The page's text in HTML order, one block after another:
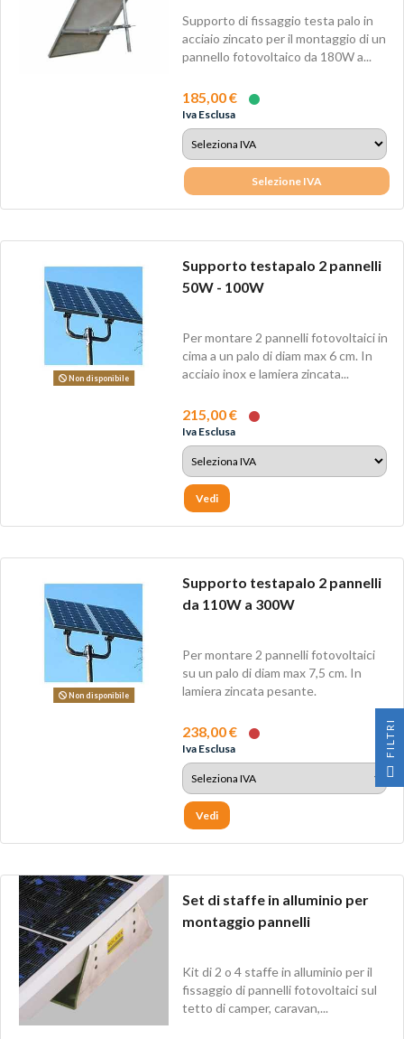
Supporto di fissaggio testa palo in
acciaio zincato per il montaggio di un
pannello fotovoltaico da 180W a...
185,00 €
Iva Esclusa
Selezione IVA
Non disponibile
Supporto testapalo 2 pannelli
50W - 100W
Per montare 2 pannelli fotovoltaici in
cima a un palo di diam max 6 cm. In
acciaio inox e lamiera zincata...
215,00 €
Iva Esclusa
Vedi
Non disponibile
Supporto testapalo 2 pannelli
da 110W a 300W
Per montare 2 pannelli fotovoltaici
su un palo di diam max 7,5 cm. In
lamiera zincata pesante.
238,00 €
Iva Esclusa
Vedi
Set di staffe in alluminio per
montaggio pannelli
Kit di 2 o 4 staffe in alluminio per il
fissaggio di pannelli fotovoltaici sul
tetto di camper, caravan,...
I